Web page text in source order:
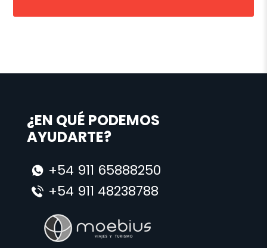
¿EN QUÉ PODEMOS
AYUDARTE?
+54 911 65888250
+54 911 48238788